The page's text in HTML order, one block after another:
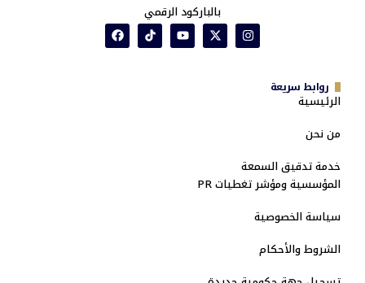
بالباركود الرقمي
روابط سريعة
الرئيسية
من نحن
خدمة تدقيق السمعة
المؤسسية ومؤشر تغطيات PR
سياسة الخصوصية
الشروط والأحكام